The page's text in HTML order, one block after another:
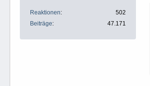
Reaktionen
502
Beiträge
47.171